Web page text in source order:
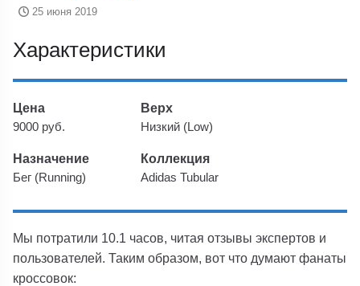
25 июня 2019
Характеристики
Цена
9000 руб.
Верх
Низкий (Low)
Назначение
Бег (Running)
Коллекция
Adidas Tubular
Мы потратили 10.1 часов, читая отзывы экспертов и
пользователей. Таким образом, вот что думают фанаты
кроссовок: